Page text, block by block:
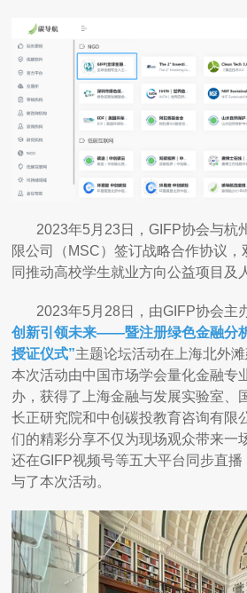
2023年5月23日，GIFP协会与杭
限公司（MSC）签订战略合作协议
同推动高校学生就业方向公益项目及
2023年5月28日，由GIFP协会主
创新引领未来——暨注册绿色金融分
授证仪式”主题论坛活动在上海北外滩
本次活动由中国市场学会量化金融专
办，获得了上海金融与发展实验室、
长正研究院和中创碳投教育咨询有限
们的精彩分享不仅为现场观众带来一
还在GIFP视频号等五大平台同步直
与了本次活动。